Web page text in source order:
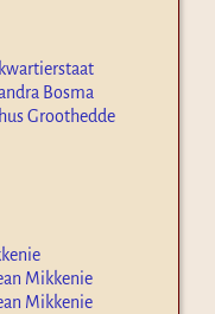
Bosma
Groothedde
Mikkenie
Mikkenie